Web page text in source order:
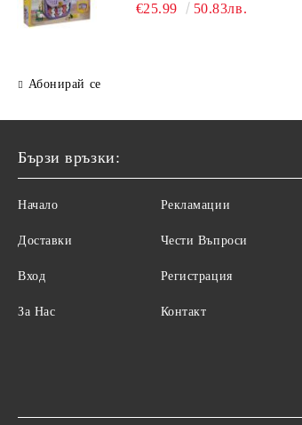
€25.99 50.83лв.
Абонирай се
Бързи връзки:
Начало
Доставки
Вход
За Нас
Рекламации
Чести Въпроси
Регистрация
Контакт